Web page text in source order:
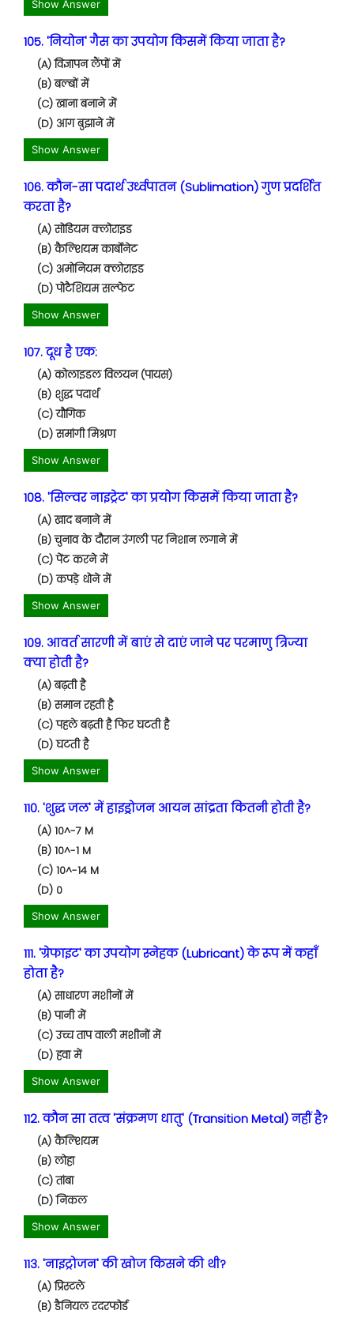
Show Answer
105. 'नियोन' गैस का उपयोग किसमें किया जाता है?
(A) विज्ञापन लैंपों में
(B) बल्बों में
(C) खाना बनाने में
(D) आग बुझाने में
Show Answer
106. कौन-सा पदार्थ उर्ध्वपातन (Sublimation) गुण प्रदर्शित
करता है?
(A) सोडियम क्लोराइड
(B) कैल्शियम कार्बोनेट
(C) अमोनियम क्लोराइड
(D) पोटैशियम सल्फेट
Show Answer
107. दूध है एक:
(A) कोलाइडल विलयन (पायस)
(B) शुद्ध पदार्थ
(C) यौगिक
(D) समांगी मिश्रण
Show Answer
108. 'सिल्वर नाइट्रेट' का प्रयोग किसमें किया जाता है?
(A) खाद बनाने में
(B) चुनाव के दौरान उंगली पर निशान लगाने में
(C) पेंट करने में
(D) कपड़े धोने में
Show Answer
109. आवर्त सारणी में बाएं से दाएं जाने पर परमाणु त्रिज्या
क्या होती है?
(A) बढ़ती है
(B) समान रहती है
(C) पहले बढ़ती है फिर घटती है
(D) घटती है
Show Answer
110. 'शुद्ध जल' में हाइड्रोजन आयन सांद्रता कितनी होती है?
(A) 10^-7 M
(B) 10^-1 M
(C) 10^-14 M
(D) 0
Show Answer
111. 'ग्रेफाइट' का उपयोग स्नेहक (Lubricant) के रूप में कहाँ
होता है?
(A) साधारण मशीनों में
(B) पानी में
(C) उच्च ताप वाली मशीनों में
(D) हवा में
Show Answer
112. कौन सा तत्व 'संक्रमण धातु' (Transition Metal) नहीं है?
(A) कैल्शियम
(B) लोहा
(C) तांबा
(D) निकल
Show Answer
113. 'नाइट्रोजन' की खोज किसने की थी?
(A) प्रिस्टले
(B) डैनियल रदरफोर्ड